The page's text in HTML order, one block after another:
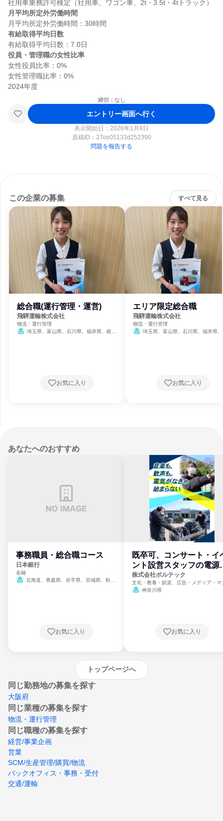
月平均所定外労働時間
有給取得平均日数
役員・管理職の女性比率
女性役員比率：0%
女性管理職比率：0%
締切：なし
エントリー画面へ行く
表示開始日：2026年1月8日
原稿ID： 27ce05133d252390
問題を報告する
この企業の募集 すべて見る
総合職(運行管理・運営)
飛騨運輸株式会社
物流・運行管理
埼玉県、富山県、石川県、福井県、岐阜
お気に入り
エリア限定総合職
飛騨運輸株式会社
物流・運行管理
埼玉県、富山県、石川県、福井県
お気に入り
あなたへのおすすめ
事務職員・総合職コース
日本銀行
金融
北海道、青森県、岩手県、宮城県、秋田
崎県、熊本県、大分県、宮崎県、鹿児島県、
お気に入り
既卒可、コンサート・イ
ント設営スタッフの電源
門
株式会社ボルテック
文化・教養・娯楽、広告・メディア・マ
ミ、電力・ガス・水道・エネルギー
神奈川県
お気に入り
トップページへ
同じ勤務地の募集を探す
大阪府
同じ業種の募集を探す
物流・運行管理
同じ職種の募集を探す
経営/事業企画
営業
SCM/生産管理/購買/物流
バックオフィス・事務・受付
交通/運輸